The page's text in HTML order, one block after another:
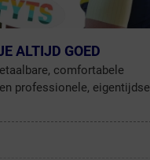
ALTIJD GOED
comfortabele
professionele, eigentijdse